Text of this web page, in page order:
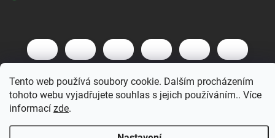
Tento web používá soubory cookie. Dalším procházením
tohoto webu vyjadřujete souhlas s jejich používáním.. Více
informací zde.
nastavení cookies